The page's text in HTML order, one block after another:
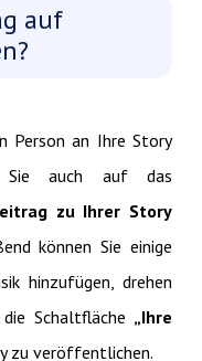
auf
Person an Ihre Story
Sie auch auf das
zu Ihrer Story
können Sie einige
hinzufügen, drehen
Schaltfläche „Ihre
zu veröffentlichen.